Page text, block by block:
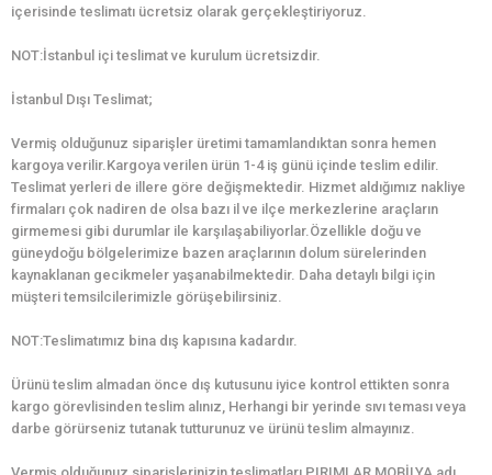
içerisinde teslimatı ücretsiz olarak gerçekleştiriyoruz.
NOT:İstanbul içi teslimat ve kurulum ücretsizdir.
İstanbul Dışı Teslimat;
Vermiş olduğunuz siparişler üretimi tamamlandıktan sonra hemen
kargoya verilir.Kargoya verilen ürün 1-4 iş günü içinde teslim edilir.
Teslimat yerleri de illere göre değişmektedir. Hizmet aldığımız nakliye
firmaları çok nadiren de olsa bazı il ve ilçe merkezlerine araçların
girmemesi gibi durumlar ile karşılaşabiliyorlar.Özellikle doğu ve
güneydoğu bölgelerimize bazen araçlarının dolum sürelerinden
kaynaklanan gecikmeler yaşanabilmektedir. Daha detaylı bilgi için
müşteri temsilcilerimizle görüşebilirsiniz.
NOT:Teslimatımız bina dış kapısına kadardır.
Ürünü teslim almadan önce dış kutusunu iyice kontrol ettikten sonra
kargo görevlisinden teslim alınız, Herhangi bir yerinde sıvı teması veya
darbe görürseniz tutanak tutturunuz ve ürünü teslim almayınız.